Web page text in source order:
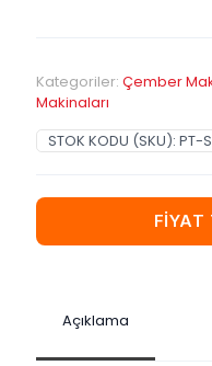
Kategoriler: Çember
Makinaları
STOK KODU (SKU): PT-
FİYAT
Açıklama